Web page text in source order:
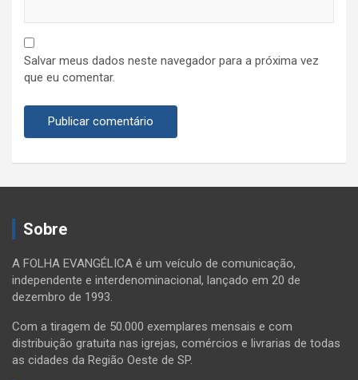
Salvar meus dados neste navegador para a próxima vez
que eu comentar.
Sobre
A FOLHA EVANGÉLICA é um veículo de comunicação,
independente e interdenominacional, lançado em 20 de
dezembro de 1993.
Com a tiragem de 50.000 exemplares mensais e com
distribuição gratuita nas igrejas, comércios e livrarias de todas
as cidades da Região Oeste de SP.